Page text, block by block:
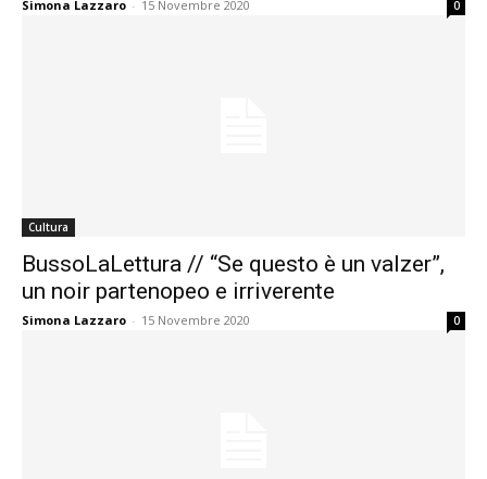
Simona Lazzaro - 15 Novembre 2020 0
Cultura
BussoLaLettura // “Se questo è un valzer”,
un noir partenopeo e irriverente
Simona Lazzaro - 15 Novembre 2020 0